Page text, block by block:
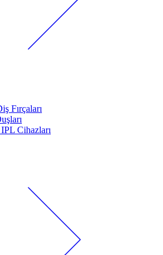
Fırçaları
Cihazları